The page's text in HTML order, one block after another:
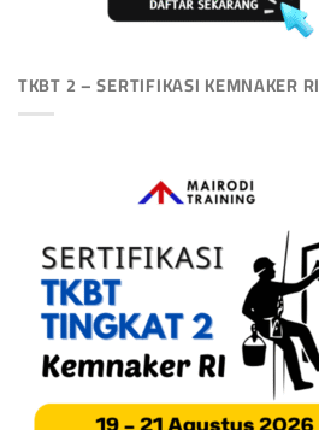
TKBT 2 – SERTIFIKASI KEMNAKER RI